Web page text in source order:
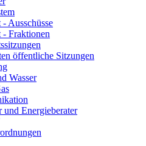
Ausschüsse
- Fraktionen
öffentliche Sitzungen
Wasser
und Energieberater